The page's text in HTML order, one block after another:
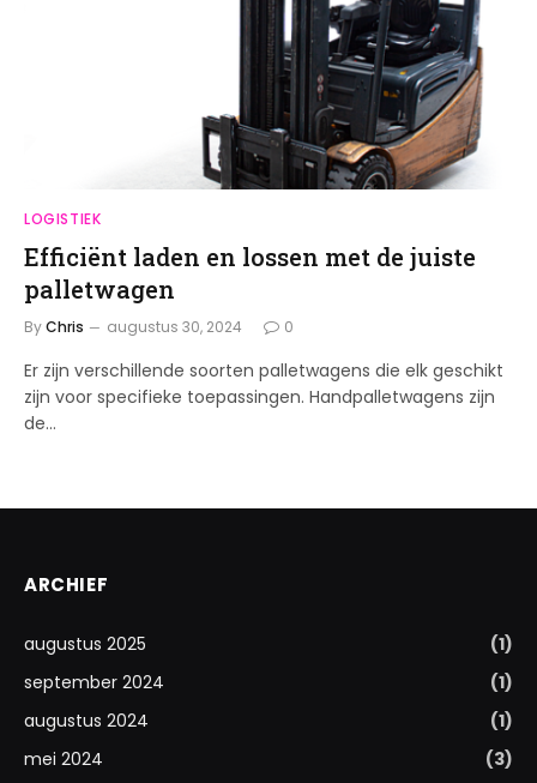
LOGISTIEK
Efficiënt laden en lossen met de juiste
palletwagen
ByChris augustus 30, 2024 0
Er zijn verschillende soorten palletwagens die elk geschikt
zijn voor specifieke toepassingen. Handpalletwagens zijn
de…
ARCHIEF
augustus 2025
(1)
september 2024
(1)
augustus 2024
(1)
mei 2024
(3)